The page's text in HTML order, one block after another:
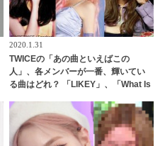
2020.1.31
TWICEの「あの曲といえばこの
人」、各メンバーが一番、輝いてい
る曲はどれ？ 「LIKEY」、「What Is